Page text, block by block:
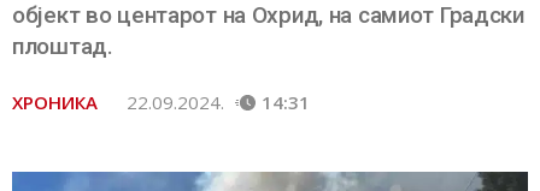
објект во центарот на Охрид, на самиот Градски
плоштад.
ХРОНИКА 22.09.2024. 14:31